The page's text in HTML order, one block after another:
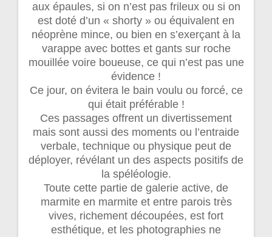
aux épaules, si on n’est pas frileux ou si on
est doté d’un « shorty » ou équivalent en
néoprène mince, ou bien en s’exerçant à la
varappe avec bottes et gants sur roche
mouillée voire boueuse, ce qui n’est pas une
évidence !
Ce jour, on évitera le bain voulu ou forcé, ce
qui était préférable !
Ces passages offrent un divertissement
mais sont aussi des moments ou l’entraide
verbale, technique ou physique peut de
déployer, révélant un des aspects positifs de
la spéléologie.
Toute cette partie de galerie active, de
marmite en marmite et entre parois très
vives, richement découpées, est fort
esthétique, et les photographies ne